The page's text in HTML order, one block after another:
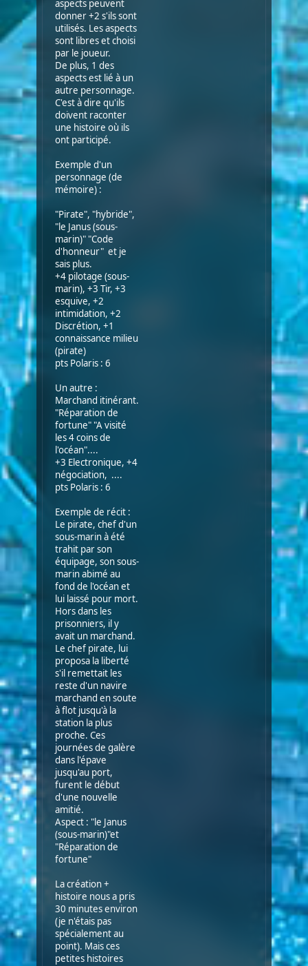
aspects peuvent
donner +2 s'ils sont
utilisés. Les aspects
sont libres et choisi
par le joueur.
De plus, 1 des
aspects est lié à un
autre personnage.
C'est à dire qu'ils
doivent raconter
une histoire où ils
ont participé.
Exemple d'un
personnage (de
mémoire) :
"Pirate", "hybride",
"le Janus (sous-
marin)" "Code
d'honneur" et je
sais plus.
+4 pilotage (sous-
marin), +3 Tir, +3
esquive, +2
intimidation, +2
Discrétion, +1
connaissance milieu
(pirate)
pts Polaris : 6
Un autre :
Marchand itinérant.
"Réparation de
fortune" "A visité
les 4 coins de
l'océan"....
+3 Electronique, +4
négociation, ....
pts Polaris : 6
Exemple de récit :
Le pirate, chef d'un
sous-marin à été
trahit par son
équipage, son sous-
marin abimé au
fond de l'océan et
lui laissé pour mort.
Hors dans les
prisonniers, il y
avait un marchand.
Le chef pirate, lui
proposa la liberté
s'il remettait les
reste d'un navire
marchand en soute
à flot jusqu'à la
station la plus
proche. Ces
journées de galère
dans l'épave
jusqu'au port,
furent le début
d'une nouvelle
amitié.
Aspect : "le Janus
(sous-marin)"et
"Réparation de
fortune"
La création +
histoire nous a pris
30 minutes environ
(je n'étais pas
spécialement au
point). Mais ces
petites histoires